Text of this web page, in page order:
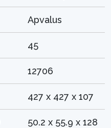
Apvalus
45
12706
427 x 427 x 107
50.2 x 55.9 x 128